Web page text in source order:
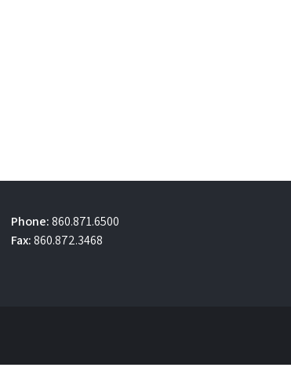
Phone:860.871.6500
Fax:860.872.3468